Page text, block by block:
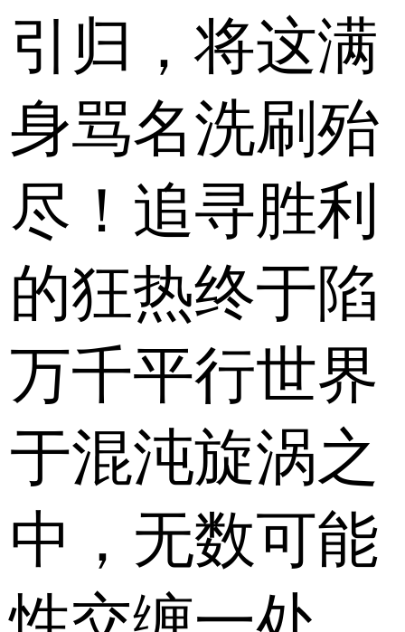
引归，将这满
身骂名洗刷殆
尽！追寻胜利
的狂热终于陷
万千平行世界
于混沌旋涡之
中，无数可能